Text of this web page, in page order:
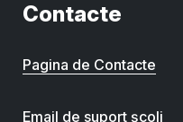
Contacte
Pagina de Contacte
Email de suport școli